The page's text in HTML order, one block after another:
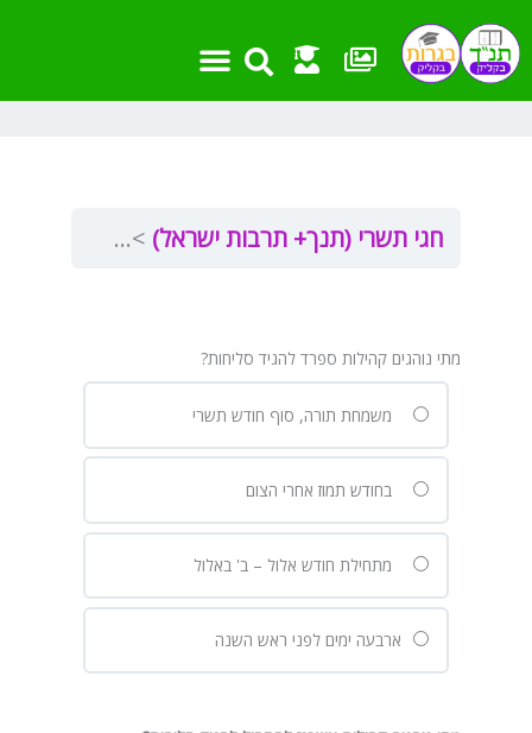
לתוכן
חגי תשרי (תנך+ תרבות ישראל) סליחות
מתי נוהגים קהילות ספרד להגיד סליחות?
משמחת תורה, סוף חודש תשרי
בחודש תמוז אחרי הצום
מתחילת חודש אלול – ב' באלול
ארבעה ימים לפני ראש השנה